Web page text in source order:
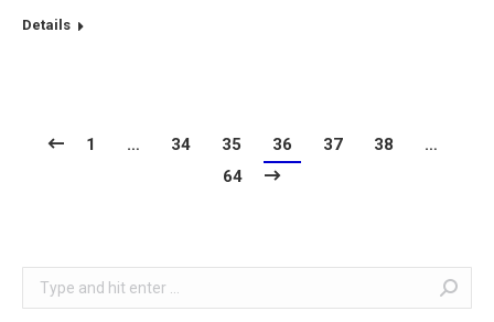
Details
1 … 34 35 36 37 38
…
64
Search: